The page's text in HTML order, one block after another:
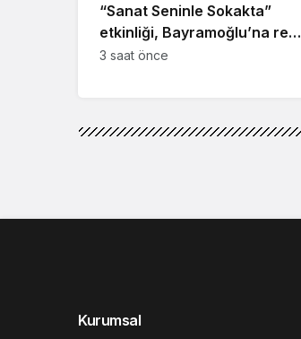
“Sanat Seninle Sokakta”
etkinliği, Bayramoğlu’na renk
kattı
3 saat önce
Kurumsal